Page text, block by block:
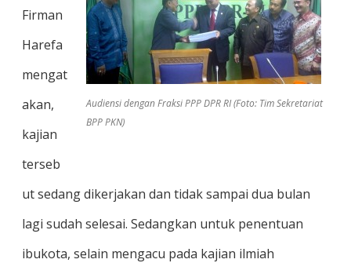
Audiensi dengan Fraksi PPP DPR RI (Foto: Tim Sekretariat
BPP PKN)
Firman
Harefa
mengat
akan,
kajian
terseb
ut sedang dikerjakan dan tidak sampai dua bulan
lagi sudah selesai. Sedangkan untuk penentuan
ibukota, selain mengacu pada kajian ilmiah